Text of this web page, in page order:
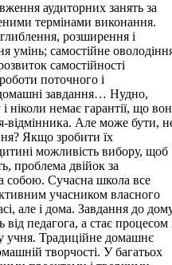
аудиторних занять за
термінами виконання.
розширення і
умінь; самостійне
самостійності
поточного і
завдання… Нудно,
ніколи немає гарантії, що
відмінника. Але може бути,
Якщо зробити їх
можливість вибору, щоб
проблема двійок за
собою. Сучасна школа все
учасником власного
але і дома. Завдання до
педагога, а стає процесом
учня. Традиційне домашнє
творчості. У багатьох